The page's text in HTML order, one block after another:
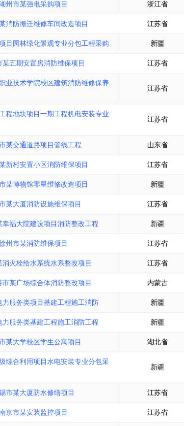
州市某强电采购项目 浙江省
消防搬迁维修车间改造项目 江苏省
目园林绿化景观专业分包工程采购 新疆
五期安置房消防维保项目 江苏省
业技术学院校区建筑消防维修保养
江苏省
程地块项目一期工程机电安装专业
江苏省
某交通道路项目管线工程 山东省
新村安置小区消防维保项目 江苏省
某博物馆零星维修改造项目 新疆
某大厦消防设施维保项目 江苏省
福大院建设项目消防整改工程 新疆
州市某消防维保项目 江苏省
火栓给水系统水系整改项目 江苏省
某广场综合体消防整改项目 内蒙古
服务类项目基建工程施工消防 新疆
服务类基建工程施工消防工程 新疆
某大学校区学生公寓项目 湖北省
综合利用项目水电安装专业分包采
新疆
市某大厦防水修缮项目 江苏省
京市某安装监控项目 江苏省